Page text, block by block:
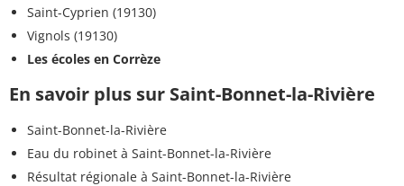
Saint-Cyprien (19130)
Vignols (19130)
Les écoles en Corrèze
En savoir plus sur Saint-Bonnet-la-Rivière
Saint-Bonnet-la-Rivière
Eau du robinet à Saint-Bonnet-la-Rivière
Résultat régionale à Saint-Bonnet-la-Rivière